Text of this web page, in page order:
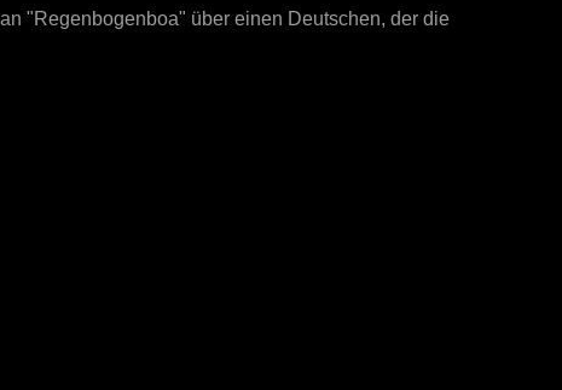
"Regenbogenboa" über einen Deutschen, der die